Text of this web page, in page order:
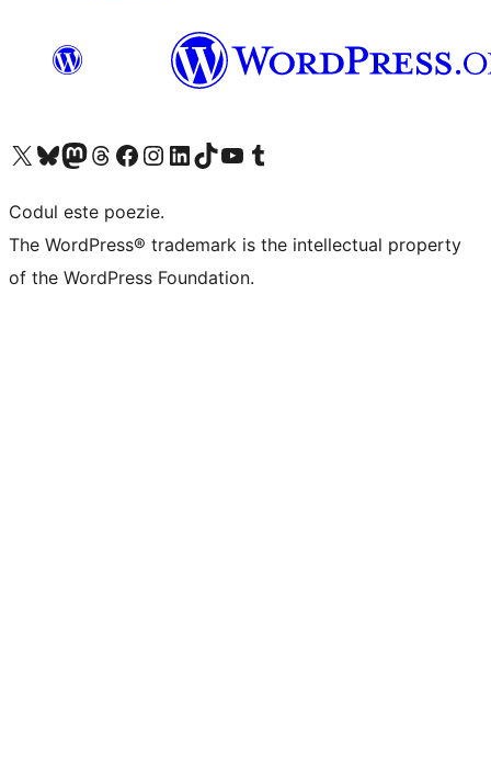
Mergi la contul nostru X (fost Twitter)
Vizitează contul nostru Bluesky
Vizitează contul nostru Mastodon
Vizitează contul nostru Threads
Vizitează pagina noastră Facebook
Vizitează-ne pe Instagram
Vizitează-ne pe LinkedIn
Vizitează contul nostru TikTok
Vizitează canalul nostru YouTube
Vizitează contul nostru Tumblr
Codul este poezie.
The WordPress® trademark is the intellectual property
of the WordPress Foundation.